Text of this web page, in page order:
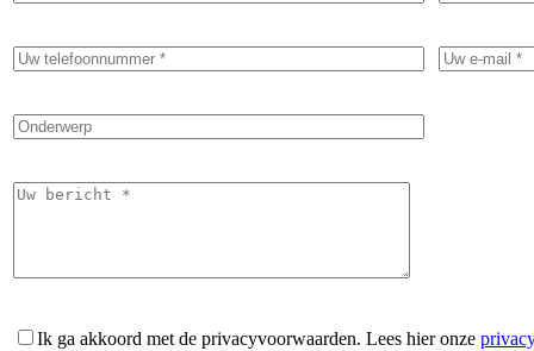
Ik ga akkoord met de privacyvoorwaarden. Lees hier onze